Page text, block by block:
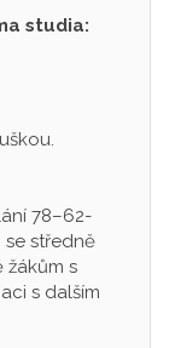
studia:
78–62-
se středně
žákům s
s dalším